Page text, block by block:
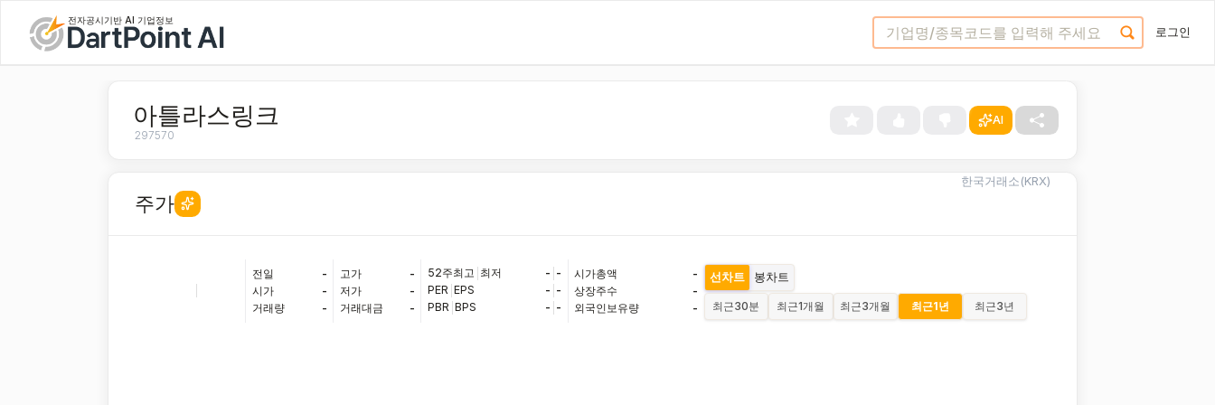
전자공시기반 AI 기업정보
로그인
아틀라스링크
297570
AI
주가
한국거래소(KRX)
전일
-
시가
-
거래량
-
고가
-
저가
-
거래대금
-
52주최고 최저 - -
PER EPS - -
PBR BPS - -
시가총액
-
상장주수
-
외국인보유량
-
선차트 봉차트
최근30분 최근1개월 최근3개월 최근1년 최근3년